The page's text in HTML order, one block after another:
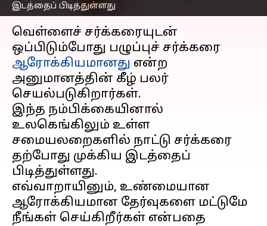
இடத்தைப் பிடித்துள்ளது
செய்தி முன்னோட்டம்
வெள்ளைச் சர்க்கரையுடன்
ஒப்பிடும்போது பழுப்புச் சர்க்கரை
ஆரோக்கியமானது என்ற
அனுமானத்தின் கீழ் பலர்
செயல்படுகிறார்கள்.
இந்த நம்பிக்கையினால்
உலகெங்கிலும் உள்ள
சமையலறைகளில் நாட்டு சர்க்கரை
தற்போது முக்கிய இடத்தைப்
பிடித்துள்ளது.
எவ்வாறாயினும், உண்மையான
ஆரோக்கியமான தேர்வுகளை மட்டுமே
நீங்கள் செய்கிறீர்கள் என்பதை